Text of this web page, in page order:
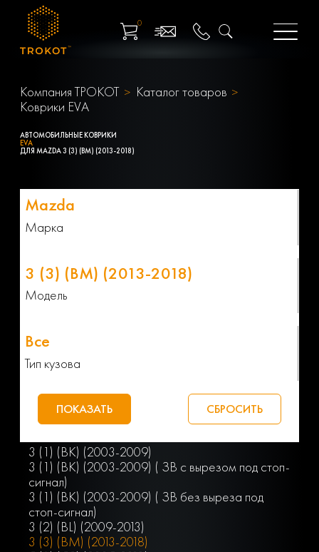
0
Компания ТРОКОТ
Каталог товаров
Коврики EVA
АВТОМОБИЛЬНЫЕ КОВРИКИ
EVA
ДЛЯ MAZDA 3 (3) (BM) (2013-2018)
Марка
Модель
Тип кузова
3 (1) (BK) (2003-2009)
3 (1) (BK) (2003-2009) ( ЗВ с вырезом под стоп-
сигнал)
3 (1) (ВК) (2003-2009) ( ЗВ без выреза под
стоп-сигнал)
3 (2) (BL) (2009-2013)
3 (3) (BM) (2013-2018)